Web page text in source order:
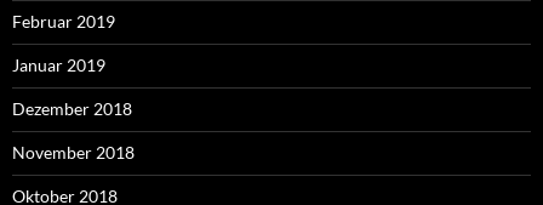
Februar 2019
Januar 2019
Dezember 2018
November 2018
Oktober 2018